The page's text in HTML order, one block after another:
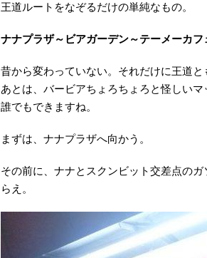
王道ルートをなぞるだけの単純なもの。
ナナプラザ～ビアガーデン～テーメーカ
昔から変わっていない。それだけに王道と
あとは、バービアちょろちょろと怪しいマ
誰でもできますね。
まずは、ナナプラザへ向かう。
その前に、ナナとスクンビット交差点の
らえ。